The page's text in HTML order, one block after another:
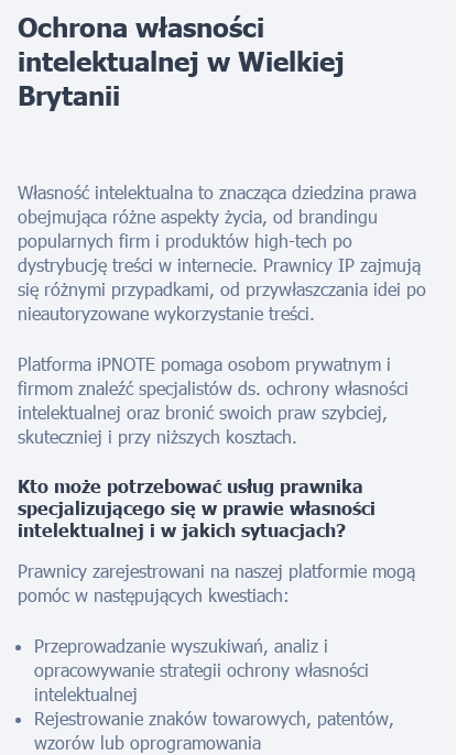
Ochrona własności
intelektualnej w Wielkiej
Brytanii
Własność intelektualna to znacząca dziedzina prawa
obejmująca różne aspekty życia, od brandingu
popularnych firm i produktów high-tech po
dystrybucję treści w internecie. Prawnicy IP zajmują
się różnymi przypadkami, od przywłaszczania idei po
nieautoryzowane wykorzystanie treści.
Platforma iPNOTE pomaga osobom prywatnym i
firmom znaleźć specjalistów ds. ochrony własności
intelektualnej oraz bronić swoich praw szybciej,
skuteczniej i przy niższych kosztach.
Kto może potrzebować usług prawnika
specjalizującego się w prawie własności
intelektualnej i w jakich sytuacjach?
Prawnicy zarejestrowani na naszej platformie mogą
pomóc w następujących kwestiach:
Przeprowadzanie wyszukiwań, analiz i
opracowywanie strategii ochrony własności
intelektualnej
Rejestrowanie znaków towarowych, patentów,
wzorów lub oprogramowania